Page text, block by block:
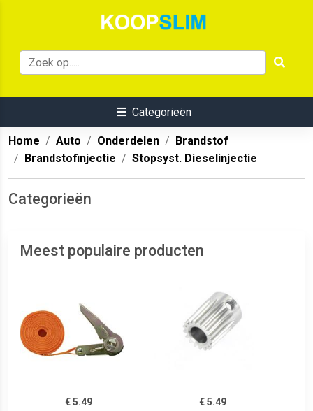
Categorieën
Home Auto Onderdelen
Brandstof
Brandstofinjectie
Stopsyst. Dieselinjectie
Categorieën
Meest populaire producten
€ 5.49
€ 5.49